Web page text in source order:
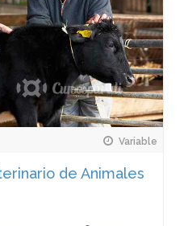
Variable
de Animales